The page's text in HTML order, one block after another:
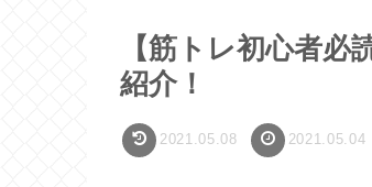
【筋トレ初心者
紹介！
2021.05.08 2021.05.04